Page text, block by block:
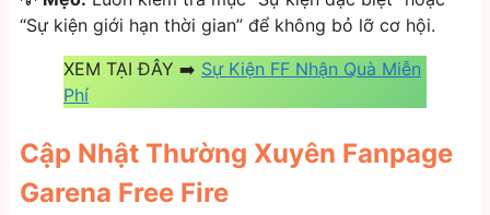
“Sự kiện giới hạn thời gian” để không bỏ lỡ cơ hội.
XEM TẠI ĐÂY ➡️ Sự Kiện FF Nhận Quà Miễn
Phí
Cập Nhật Thường Xuyên Fanpage
Garena Free Fire